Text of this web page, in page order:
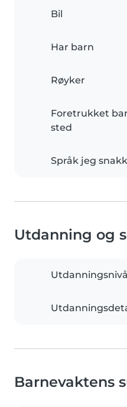
Bil
Har barn
Røyker
Foretrukket
sted
Språk jeg
Utdanning og
Utdanningsnivå
Barnevaktens